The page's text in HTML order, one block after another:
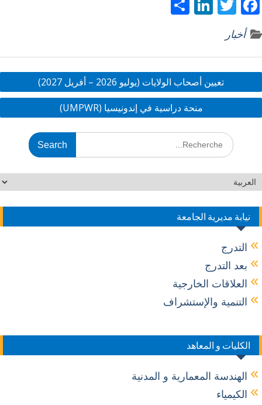
F
ac
e
b
o
o
k
T
itt
er
Li
e
dI
n
S
e
أخبار
تعيين أصحاب الولايات (يوليو 2026 – أفريل 2027)
منحة دراسية في إندونيسيا (UMPWR)
نيابة مديرية الجامعة
التدرج
بعد التدرج
العلاقات الخارجية
التنمية والإستشراف
الكليات و المعاهد
الهندسة المعمارية و المدنية
الكيمياء